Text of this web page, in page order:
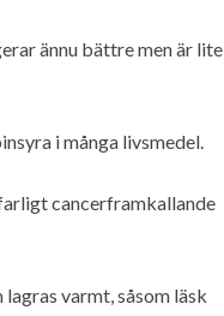
ännu bättre men är lite
i många livsmedel.
cancerframkallande
varmt, såsom läsk